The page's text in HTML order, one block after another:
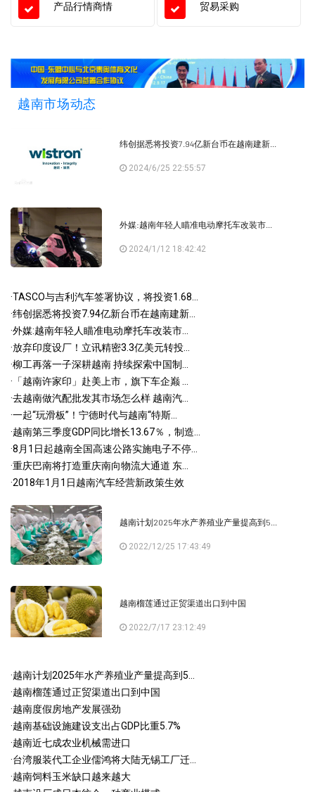
产品行情商情 贸易采购
越南市场动态
纬创据悉将投资7.94亿新台币在越南建新...
2024/6/25 22:55:57
外媒:越南年轻人瞄准电动摩托车改装市...
2024/1/12 18:42:42
·TASCO与吉利汽车签署协议，将投资1.68...
·纬创据悉将投资7.94亿新台币在越南建新...
·外媒:越南年轻人瞄准电动摩托车改装市...
·放弃印度设厂！立讯精密3.3亿美元转投...
·柳工再落一子深耕越南 持续探索中国制...
· 「越南许家印」赴美上市，旗下车企巅 ...
·去越南做汽配批发其市场怎么样 越南汽...
·一起“玩滑板”！宁德时代与越南“特斯...
·越南第三季度GDP同比增长13.67％，制造...
·8月1日起越南全国高速公路实施电子不停...
·重庆巴南将打造重庆南向物流大通道 东...
·2018年1月1日越南汽车经营新政策生效
越南计划2025年水产养殖业产量提高到5...
2022/12/25 17:43:49
越南榴莲通过正贸渠道出口到中国
2022/7/17 23:12:49
·越南计划2025年水产养殖业产量提高到5...
·越南榴莲通过正贸渠道出口到中国
·越南度假房地产发展强劲
·越南基础设施建设支出占GDP比重5.7%
·越南近七成农业机械需进口
·台湾服装代工企业儒鸿将大陆无锡工厂迁...
·越南饲料玉米缺口越来越大